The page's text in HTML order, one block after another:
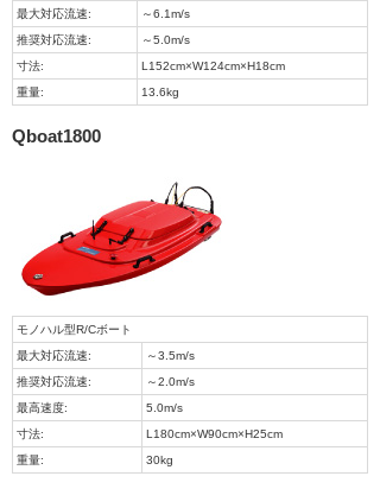
最大対応流速:
～6.1m/s
推奨対応流速:
～5.0m/s
寸法:
L152cm×W124cm×H18cm
重量:
13.6kg
Qboat1800
モノハル型R/Cボート
最大対応流速:
～3.5m/s
推奨対応流速:
～2.0m/s
最高速度:
5.0m/s
寸法:
L180cm×W90cm×H25cm
重量:
30kg